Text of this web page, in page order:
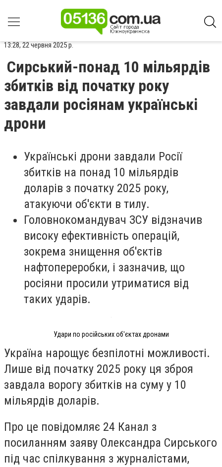
13:28, 22 червня 2025 р.
Сирський-понад 10 мільярдів
збитків від початку року
завдали росіянам українські
дрони
Українські дрони завдали Росії
збитків на понад 10 мільярдів
доларів з початку 2025 року,
атакуючи об'єкти в тилу.
Головнокомандувач ЗСУ відзначив
високу ефективність операцій,
зокрема знищення об'єктів
нафтопереробки, і зазначив, що
росіяни просили утриматися від
таких ударів.
Удари по російських об'єктах дронами
Україна нарощує безпілотні можливості.
Лише від початку 2025 року ця зброя
завдала ворогу збитків на суму у 10
мільярдів доларів.
Про це повідомляє 24 Канал з
посиланням заяву Олександра Сирського
під час спілкування з журналістами,